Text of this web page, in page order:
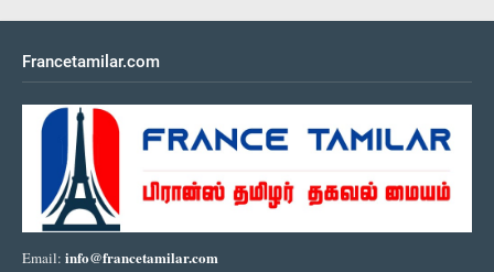
Francetamilar.com
Email: info@francetamilar.com